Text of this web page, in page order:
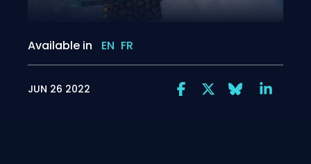
Available in EN FR
JUN 26 2022